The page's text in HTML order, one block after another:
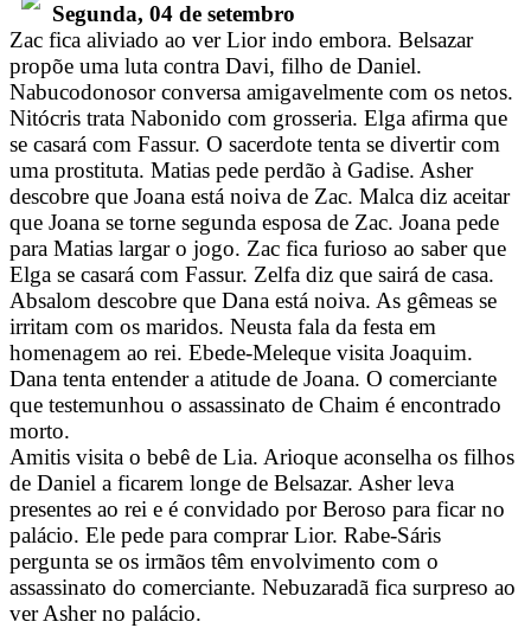
Segunda, 04 de setembro
Zac fica aliviado ao ver Lior indo embora. Belsazar
propõe uma luta contra Davi, filho de Daniel.
Nabucodonosor conversa amigavelmente com os netos.
Nitócris trata Nabonido com grosseria. Elga afirma que
se casará com Fassur. O sacerdote tenta se divertir com
uma prostituta. Matias pede perdão à Gadise. Asher
descobre que Joana está noiva de Zac. Malca diz aceitar
que Joana se torne segunda esposa de Zac. Joana pede
para Matias largar o jogo. Zac fica furioso ao saber que
Elga se casará com Fassur. Zelfa diz que sairá de casa.
Absalom descobre que Dana está noiva. As gêmeas se
irritam com os maridos. Neusta fala da festa em
homenagem ao rei. Ebede-Meleque visita Joaquim.
Dana tenta entender a atitude de Joana. O comerciante
que testemunhou o assassinato de Chaim é encontrado
morto.
Amitis visita o bebê de Lia. Arioque aconselha os filhos
de Daniel a ficarem longe de Belsazar. Asher leva
presentes ao rei e é convidado por Beroso para ficar no
palácio. Ele pede para comprar Lior. Rabe-Sáris
pergunta se os irmãos têm envolvimento com o
assassinato do comerciante. Nebuzaradã fica surpreso ao
ver Asher no palácio.